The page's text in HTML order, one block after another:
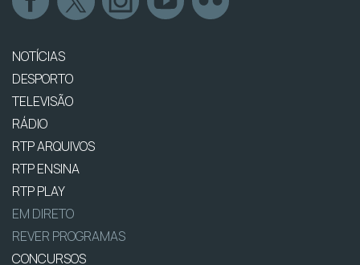
NOTÍCIAS
DESPORTO
TELEVISÃO
RÁDIO
RTP ARQUIVOS
RTP ENSINA
RTP PLAY
EM DIRETO
REVER PROGRAMAS
CONCURSOS